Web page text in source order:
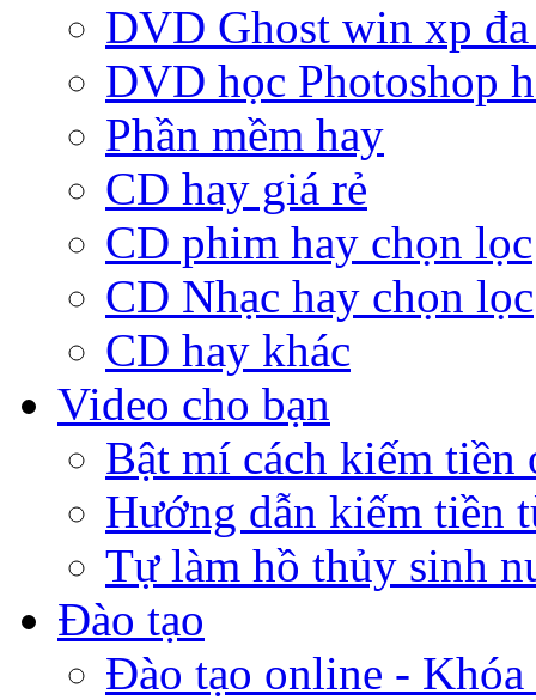
DVD Ghost win xp
DVD học Photoshop
Phần mềm hay
CD hay giá rẻ
CD phim hay chọn lọc
CD Nhạc hay chọn lọc
CD hay khác
Video cho bạn
Bật mí cách kiếm tiền
Hướng dẫn kiếm tiền
Tự làm hồ thủy sinh
Đào tạo
Đào tạo online -